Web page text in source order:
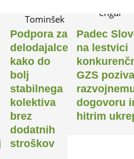
09.
Jul
2026
Padec Slovenije
na lestvici
konkurenčnosti:
GZS poziva k
razvojnemu
dogovoru in
hitrim ukrepom
18.
Jun
2026
Zbiranje
škode v
po
neurjih